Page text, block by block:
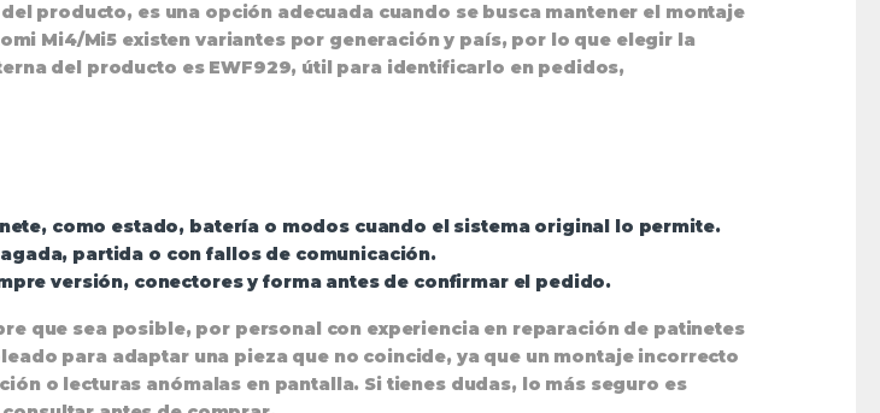
producto, es una opción adecuada cuando se busca mantener el montaje
Mi4/Mi5 existen variantes por generación y país, por lo que elegir la
del producto es EWF929, útil para identificarlo en pedidos,
como estado, batería o modos cuando el sistema original lo permite.
partida o con fallos de comunicación.
versión, conectores y forma antes de confirmar el pedido.
que sea posible, por personal con experiencia en reparación de patinetes
para adaptar una pieza que no coincide, ya que un montaje incorrecto
o lecturas anómalas en pantalla. Si tienes dudas, lo más seguro es